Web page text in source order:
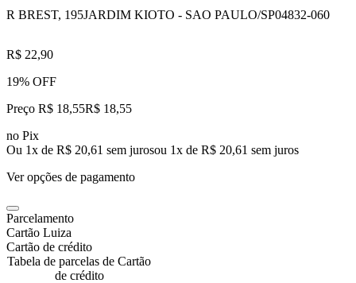
R BREST, 195JARDIM KIOTO - SAO PAULO/SP04832-060
R$ 22,90
19% OFF
Preço R$ 18,55R$ 18,55
no Pix
Ou 1x de R$ 20,61 sem jurosou 1x de R$ 20,61 sem juros
Ver opções de pagamento
Parcelamento
Cartão Luiza
Cartão de crédito
Tabela de parcelas de Cartão
de crédito